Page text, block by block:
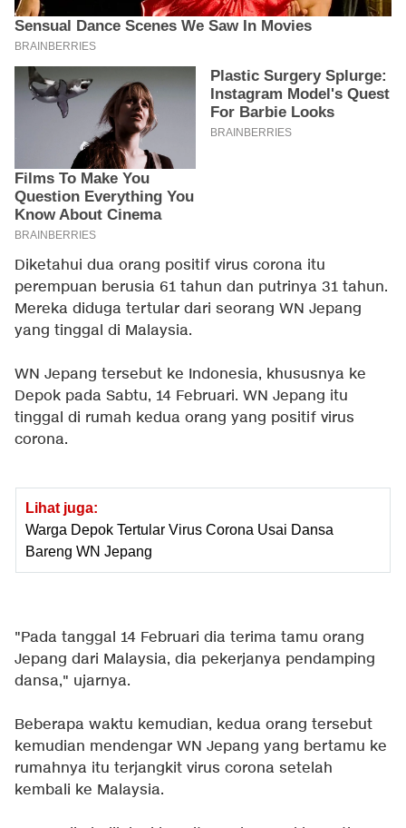
Diketahui dua orang positif virus corona itu
perempuan berusia 61 tahun dan putrinya 31 tahun.
Mereka diduga tertular dari seorang WN Jepang
yang tinggal di Malaysia.
WN Jepang tersebut ke Indonesia, khususnya ke
Depok pada Sabtu, 14 Februari. WN Jepang itu
tinggal di rumah kedua orang yang positif virus
corona.
Lihat juga:
Warga Depok Tertular Virus Corona Usai Dansa
Bareng WN Jepang
"Pada tanggal 14 Februari dia terima tamu orang
Jepang dari Malaysia, dia pekerjanya pendamping
dansa," ujarnya.
Beberapa waktu kemudian, kedua orang tersebut
kemudian mendengar WN Jepang yang bertamu ke
rumahnya itu terjangkit virus corona setelah
kembali ke Malaysia.